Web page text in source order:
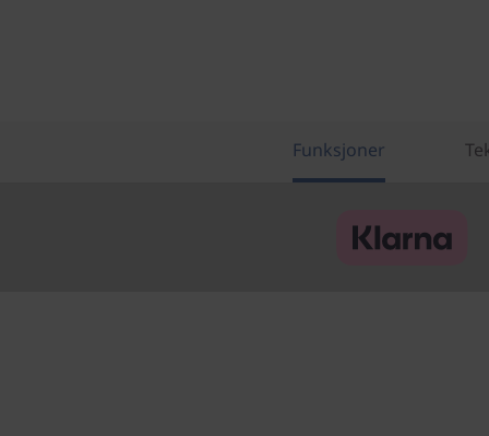
Funksjoner